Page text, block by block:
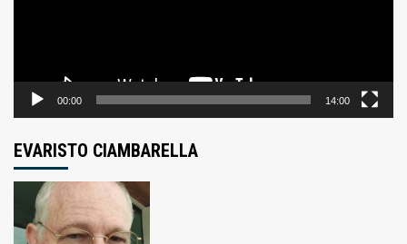
00:00 14:00
EVARISTO CIAMBARELLA